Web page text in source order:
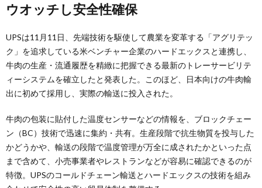
ウオッチし安全性確保
UPSは11月11日、先端技術を駆使して農業を変革する「アグリテッ
ク」を追求している米ベンチャー企業のハードエックスと連携し、
牛肉の生産・流通履歴を精緻に把握できる最新のトレーサービリテ
ィーシステムを確立したと発表した。このほど、日本向けの牛肉輸
出に初めて採用し、実際の輸送に投入された。
牛肉の包装に貼付した温度センサーなどの情報を、ブロックチェー
ン（BC）技術で迅速に集約・共有。生産段階で抗生物質を投与した
かどうかや、輸送の段階で温度管理が万全に成されたかといった点
まで含めて、小売事業者やレストランなどが容易に確認できるのが
特徴。UPSのコールドチェーン輸送とハードエックスの技術を組み